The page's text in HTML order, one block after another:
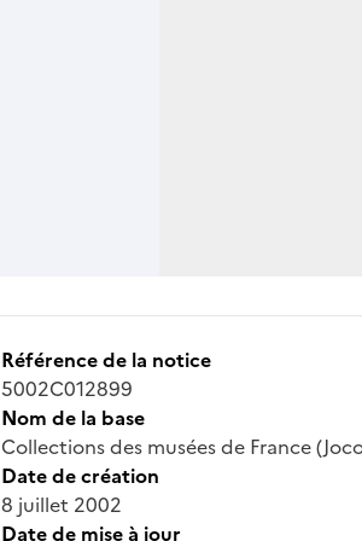
Référence de la notice
5002C012899
Nom de la base
Collections des musées de France
Date de création
8 juillet 2002
Date de mise à jour